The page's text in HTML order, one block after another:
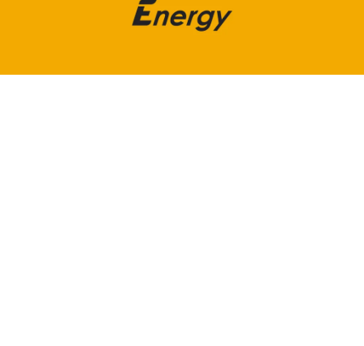
peligrosas especies que pueden alcanzar los 15